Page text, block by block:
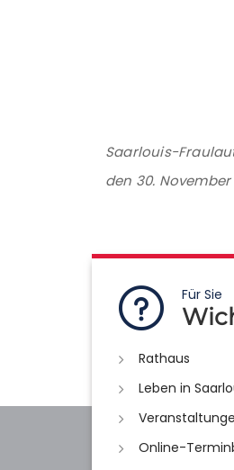
Saarlouis-
den 30.
Für Sie
Rathaus
Leben in
Online-